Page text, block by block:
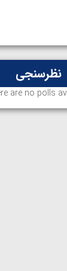
نظرسنجی
are no polls